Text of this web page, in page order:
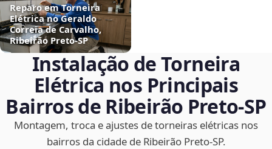
Reparo em Torneira
Elétrica no Geraldo
Correia de Carvalho,
Ribeirão Preto‑SP
Instalação de Torneira
Elétrica nos Principais
Bairros de Ribeirão Preto‑SP
Montagem, troca e ajustes de torneiras elétricas nos
bairros da cidade de Ribeirão Preto‑SP.